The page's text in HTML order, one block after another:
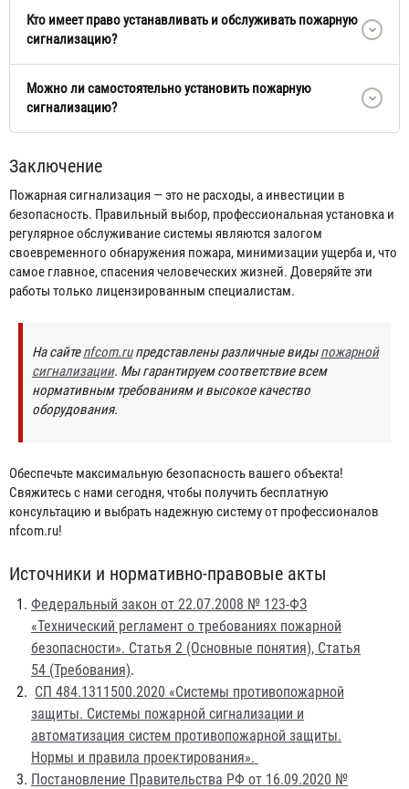
Кто имеет право устанавливать и обслуживать пожарную
сигнализацию?
Можно ли самостоятельно установить пожарную
сигнализацию?
Заключение
Пожарная сигнализация — это не расходы, а инвестиции в
безопасность. Правильный выбор, профессиональная установка и
регулярное обслуживание системы являются залогом
своевременного обнаружения пожара, минимизации ущерба и, что
самое главное, спасения человеческих жизней. Доверяйте эти
работы только лицензированным специалистам.
На сайтеnfcom.ruпредставлены различные видыпожарной
сигнализации. Мы гарантируем соответствие всем
нормативным требованиям и высокое качество
оборудования.
Обеспечьте максимальную безопасность вашего объекта!
Свяжитесь с нами сегодня, чтобы получить бесплатную
консультацию и выбрать надежную систему от профессионалов
nfcom.ru!
Источники и нормативно-правовые акты
Федеральный закон от 22.07.2008 № 123-ФЗ
«Технический регламент о требованиях пожарной
безопасности». Статья 2 (Основные понятия), Статья
54 (Требования).
СП 484.1311500.2020 «Системы противопожарной
защиты. Системы пожарной сигнализации и
автоматизация систем противопожарной защиты.
Нормы и правила проектирования».
Постановление Правительства РФ от 16.09.2020 №